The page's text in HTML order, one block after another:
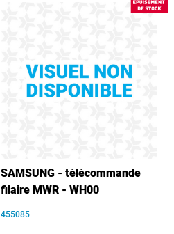
SAMSUNG - télécommande
filaire MWR - WH00
455085